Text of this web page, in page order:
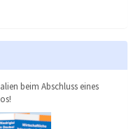
beim Abschluss eines